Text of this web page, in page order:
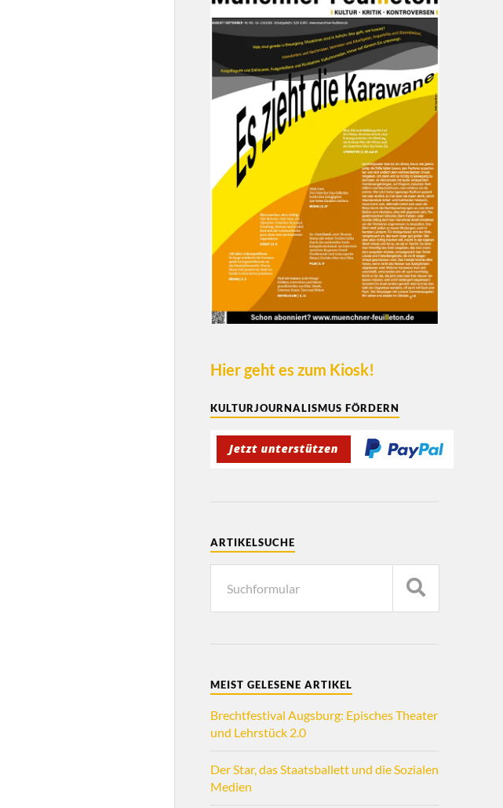
Hier geht es zum Kiosk!
KULTURJOURNALISMUS FÖRDERN
ARTIKELSUCHE
MEIST GELESENE ARTIKEL
Brechtfestival Augsburg: Episches Theater
und Lehrstück 2.0
Der Star, das Staatsballett und die Sozialen
Medien